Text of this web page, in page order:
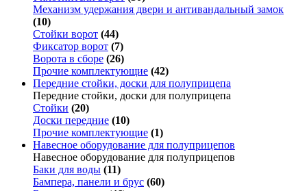
Механизм удержания двери и антивандальный замок
(10)
Стойки ворот (44)
Фиксатор ворот (7)
Ворота в сборе (26)
Прочие комплектующие (42)
Передние стойки, доски для полуприцепа
Передние стойки, доски для полуприцепа
Стойки (20)
Доски передние (10)
Прочие комплектующие (1)
Навесное оборудование для полуприцепов
Навесное оборудование для полуприцепов
Баки для воды (11)
Бампера, панели и брус (60)